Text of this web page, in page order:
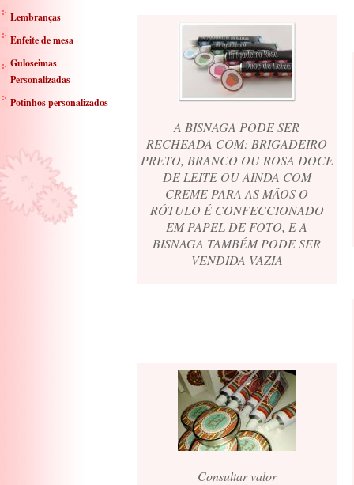
Lembranças
Enfeite de mesa
Guloseimas
Personalizadas
Potinhos personalizados
A BISNAGA PODE SER
RECHEADA COM: BRIGADEIRO
PRETO, BRANCO OU ROSA DOCE
DE LEITE OU AINDA COM
CREME PARA AS MÃOS O
RÓTULO É CONFECCIONADO
EM PAPEL DE FOTO, E A
BISNAGA TAMBÉM PODE SER
VENDIDA VAZIA
Consultar valor